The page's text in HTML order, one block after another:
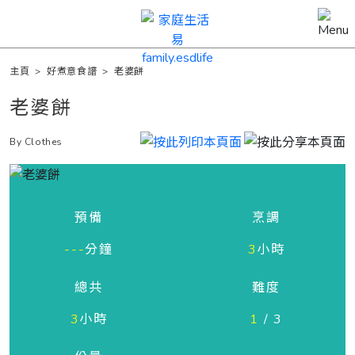
主頁 >好煮意食譜 >老婆餅
老婆餅
By Clothes
預備
---分鐘
烹調
3小時
總共
3小時
難度
1 / 3